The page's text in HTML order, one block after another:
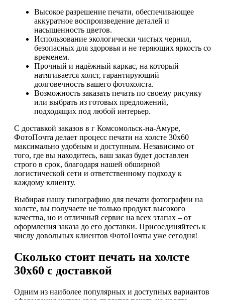
Высокое разрешение печати, обеспечивающее
аккуратное воспроизведение деталей и
насыщенность цветов.
Использование экологически чистых чернил,
безопасных для здоровья и не теряющих яркость со
временем.
Прочный и надёжный каркас, на который
натягивается холст, гарантирующий
долговечность вашего фотохолста.
Возможность заказать печать по своему рисунку
или выбрать из готовых предложений,
подходящих под любой интерьер.
С доставкой заказов в г Комсомольск-на-Амуре,
ФотоПочта делает процесс печати на холсте 30х60
максимально удобным и доступным. Независимо от
того, где вы находитесь, ваш заказ будет доставлен
строго в срок, благодаря нашей обширной
логистической сети и ответственному подходу к
каждому клиенту.
Выбирая нашу типографию для печати фотографии на
холсте, вы получаете не только продукт высокого
качества, но и отличный сервис на всех этапах – от
оформления заказа до его доставки. Присоединяйтесь к
числу довольных клиентов ФотоПочты уже сегодня!
Сколько стоит печать на холсте
30х60 с доставкой
Одним из наиболее популярных и доступных вариантов